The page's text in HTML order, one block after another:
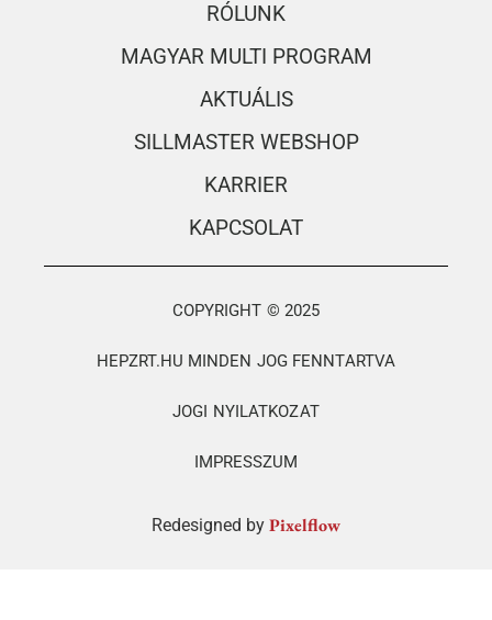
RÓLUNK
MAGYAR MULTI PROGRAM
AKTUÁLIS
SILLMASTER WEBSHOP
KARRIER
KAPCSOLAT
COPYRIGHT © 2025
HEPZRT.HU MINDEN JOG FENNTARTVA
JOGI NYILATKOZAT
IMPRESSZUM
Redesigned by Pixelflow